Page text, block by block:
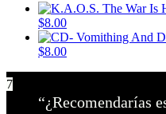
$8.00
$8.00
7
“¿Recomendarías